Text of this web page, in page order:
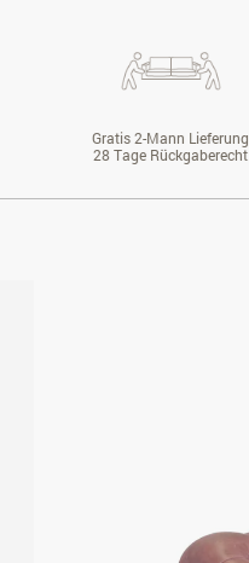
Gratis 2-Mann Lieferung
28 Tage Rückgaberecht